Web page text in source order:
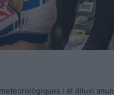
i el diluvi